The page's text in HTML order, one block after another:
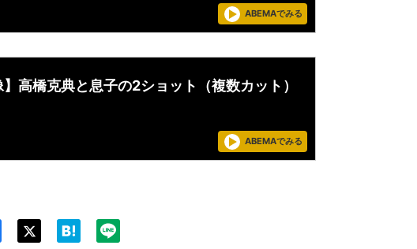
ABEMAでみる
高橋克典と息子の2ショット（複数カット）
ABEMAでみる